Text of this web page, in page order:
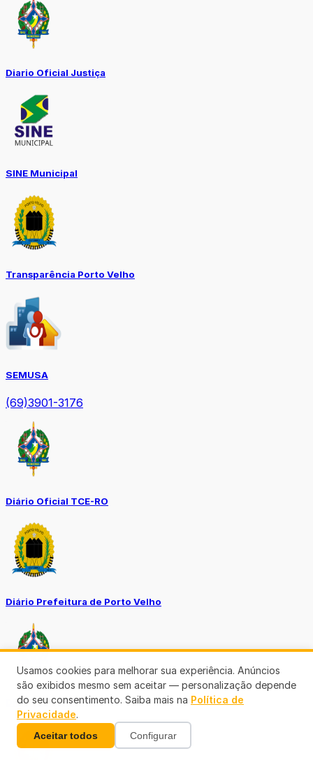
Diario Oficial Justiça
SINE Municipal
Transparência Porto Velho
SEMUSA
(69)3901-3176
Diário Oficial TCE-RO
Diário Prefeitura de Porto Velho
Diário Oficial de RO
Usamos cookies para melhorar sua experiência. Anúncios
são exibidos mesmo sem aceitar — personalização depende
do seu consentimento. Saiba mais na Política de
Privacidade.
Aceitar todos Configurar